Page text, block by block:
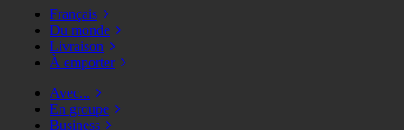
Français
Du monde
Livraison
À emporter
Avec...
En groupe
Business